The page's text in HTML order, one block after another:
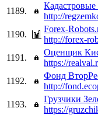
1189.
Кадастровые
http://
1190.
Forex-
http://forex-
1191.
Оценщик
https://
1192.
Фонд
http://
1193.
Грузчики
https://